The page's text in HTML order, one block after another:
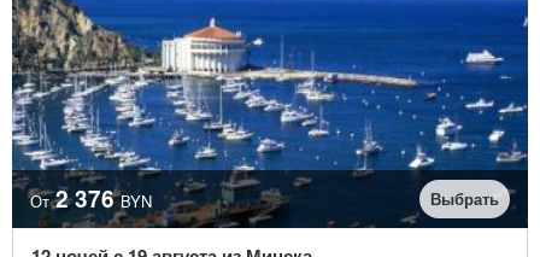
От 2 376 BYN Выбрать